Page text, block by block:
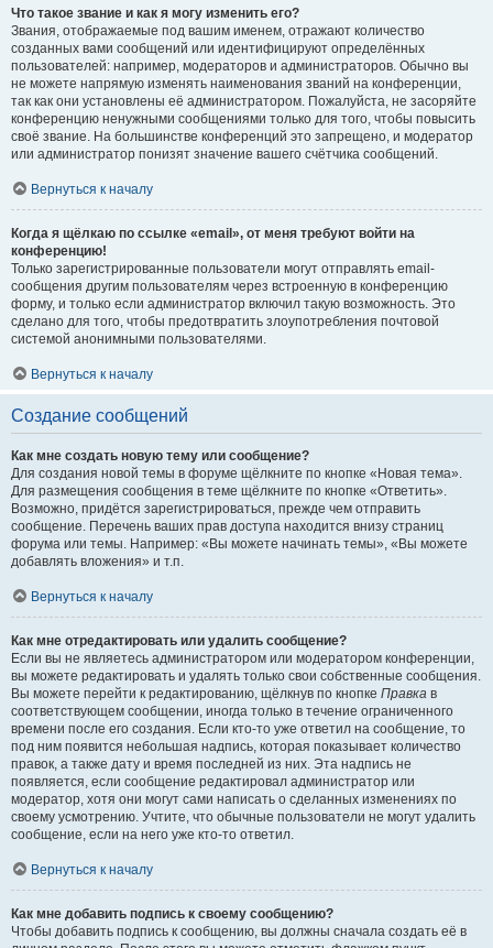
Что такое звание и как я могу изменить его?
Звания, отображаемые под вашим именем, отражают количество
созданных вами сообщений или идентифицируют определённых
пользователей: например, модераторов и администраторов. Обычно вы
не можете напрямую изменять наименования званий на конференции,
так как они установлены её администратором. Пожалуйста, не засоряйте
конференцию ненужными сообщениями только для того, чтобы повысить
своё звание. На большинстве конференций это запрещено, и модератор
или администратор понизят значение вашего счётчика сообщений.
Вернуться к началу
Когда я щёлкаю по ссылке «email», от меня требуют войти на
конференцию!
Только зарегистрированные пользователи могут отправлять email-
сообщения другим пользователям через встроенную в конференцию
форму, и только если администратор включил такую возможность. Это
сделано для того, чтобы предотвратить злоупотребления почтовой
системой анонимными пользователями.
Вернуться к началу
Создание сообщений
Как мне создать новую тему или сообщение?
Для создания новой темы в форуме щёлкните по кнопке «Новая тема».
Для размещения сообщения в теме щёлкните по кнопке «Ответить».
Возможно, придётся зарегистрироваться, прежде чем отправить
сообщение. Перечень ваших прав доступа находится внизу страниц
форума или темы. Например: «Вы можете начинать темы», «Вы можете
добавлять вложения» и т.п.
Вернуться к началу
Как мне отредактировать или удалить сообщение?
Если вы не являетесь администратором или модератором конференции,
вы можете редактировать и удалять только свои собственные сообщения.
Вы можете перейти к редактированию, щёлкнув по кнопке Правка в
соответствующем сообщении, иногда только в течение ограниченного
времени после его создания. Если кто-то уже ответил на сообщение, то
под ним появится небольшая надпись, которая показывает количество
правок, а также дату и время последней из них. Эта надпись не
появляется, если сообщение редактировал администратор или
модератор, хотя они могут сами написать о сделанных изменениях по
своему усмотрению. Учтите, что обычные пользователи не могут удалить
сообщение, если на него уже кто-то ответил.
Вернуться к началу
Как мне добавить подпись к своему сообщению?
Чтобы добавить подпись к сообщению, вы должны сначала создать её в